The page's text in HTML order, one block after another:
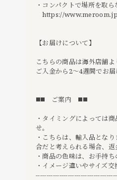
・コンパクトで場所を取
https://
【お届けについて】
こちらの商品は海外店舗よ
ご入金から2〜4週間でお届
◼️◼️ ご案内 ◼️◼️
・タイミングによっては
せ。
・こちらは、輸入品とな
合だと考えられる場合、返
・商品の色味は、お手持
・イメージ違いやサイズ